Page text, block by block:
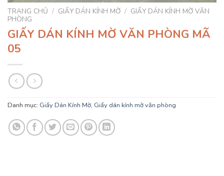
TRANG CHỦ / GIẤY DÁN KÍNH MỜ / GIẤY DÁN KÍNH MỜ VĂN
PHÒNG
GIẤY DÁN KÍNH MỜ VĂN PHÒNG MÃ
05
Danh mục: Giấy Dán Kính Mờ, Giấy dán kính mờ văn phòng